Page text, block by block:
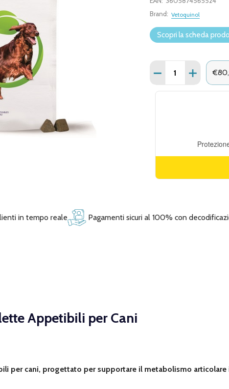
Brand: Vetoquinol
Scopri la scheda
Quantità:
DIMINUISCIAUMENTA
in tempo reale Pagamenti sicuri al 100% con
Appetibili per Cani
per cani, progettato per supportare il metabolismo